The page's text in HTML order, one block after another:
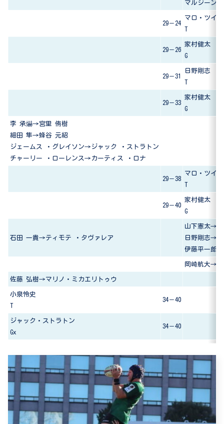
マルジーン
29－24
マロ・ツイ
29－26
家村健太
G
29－31
日野剛志
29－33
家村健太
G
李 承爀→宮里 侑樹
細田 隼→蜂谷 元紹
ジェームス ・グレイソン→ジャック ・ストラトン
チャーリー ・ローレンス→カーティス ・ロナ
29－38
マロ・ツイ
29－40
家村健太
G
石田 一貴→ティモテ ・タヴァレア
山下憲太→茂
日野剛志→
伊藤平一郎→
岡崎航大→
佐藤 弘樹→マリノ・ミカエリトゥウ
小泉怜史
34－40
ジャック・ストラトン
Gx
34－40